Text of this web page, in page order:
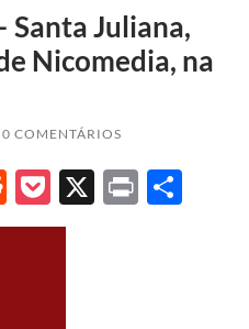
Santa Juliana,
Nicomedia, na
0 COMENTÁRIOS
Reddit
Pocket
X Print